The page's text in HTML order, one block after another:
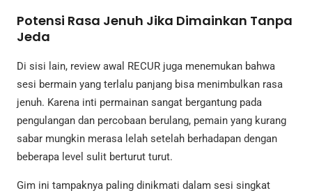
Potensi Rasa Jenuh Jika Dimainkan Tanpa
Jeda
Di sisi lain, review awal RECUR juga menemukan bahwa
sesi bermain yang terlalu panjang bisa menimbulkan rasa
jenuh. Karena inti permainan sangat bergantung pada
pengulangan dan percobaan berulang, pemain yang kurang
sabar mungkin merasa lelah setelah berhadapan dengan
beberapa level sulit berturut turut.
Gim ini tampaknya paling dinikmati dalam sesi singkat